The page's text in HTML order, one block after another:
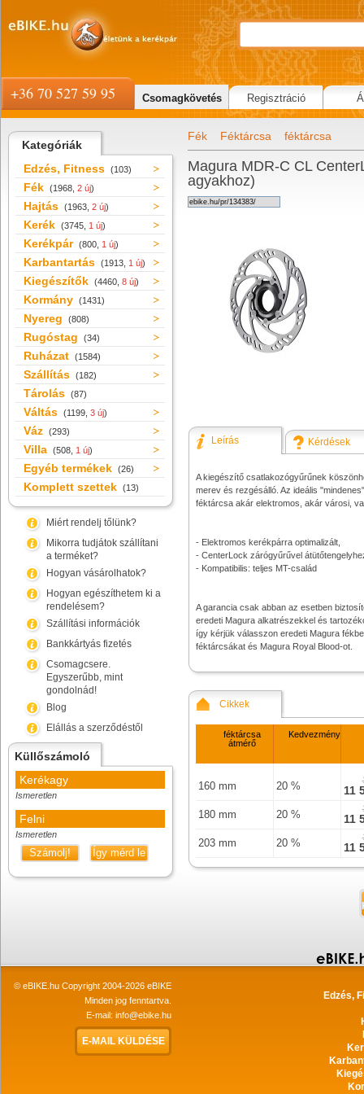
Kategóriák
Edzés, Fitness (103)
Fék (1968, 2 új)
Hajtás (1963, 2 új)
Kerék (3745, 1 új)
Kerékpár (800, 1 új)
Karbantartás (1913, 1 új)
Kiegészítők (4460, 8 új)
Kormány (1431)
Nyereg (808)
Rugóstag (34)
Ruházat (1584)
Szállítás (182)
Tárolás (87)
Váltás (1199, 3 új)
Váz (293)
Villa (508, 1 új)
Egyéb termékek (26)
Komplett szettek (13)
Miért rendelj tőlünk?
Mikorra tudjátok szállítani
a terméket?
Hogyan vásárolhatok?
Hogyan egészíthetem ki a
rendelésem?
Szállítási információk
Bankkártyás fizetés
Csomagcsere.
Egyszerűbb, mint
gondolnád!
Blog
Elállás a szerződéstől
Küllőszámoló
Kerékagy
Ismeretlen
Felni
Ismeretlen
Számolj! Így mérd le
Fék Féktárcsa féktárcsa
Magura MDR-C CL
agyakhoz)
Leírás Kérdések
A kiegészítő csatlakozógyűrűnek
merev és rezgésálló. Az ideális
féktárcsa akár elektromos, akár városi,
- Elektromos kerékpárra optimalizált,
- CenterLock zárógyűrűvel
- Kompatibilis: teljes MT-család
A garancia csak abban az esetben
eredeti Magura alkatrészekkel és
így kérjük válasszon eredeti Magura
féktárcsákat és Magura Royal Blood-ot.
Cikkek
féktárcsa
átmérő
Kedvezmény
160 mm 20 % 11
180 mm 20 % 11
203 mm 20 % 11
+36 70 527 59 95 Csomagkövetés Regisztráció
© eBIKE.hu Copyright 2004-2026 eBIKE
Minden jog fenntartva.
E-mail: info@ebike.hu
E-MAIL KÜLDÉSE
Edzés,